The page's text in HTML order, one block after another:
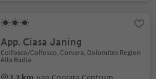
App. Ciasa Janing
Colfosco/Colfosco, Corvara, Dolomites Region
Alta Badia